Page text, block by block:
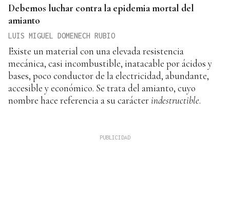
Debemos luchar contra la epidemia mortal del
amianto
LUIS MIGUEL DOMENECH RUBIO
Existe un material con una elevada resistencia
mecánica, casi incombustible, inatacable por ácidos y
bases, poco conductor de la electricidad, abundante,
accesible y económico. Se trata del amianto, cuyo
nombre hace referencia a su carácterindestructible.